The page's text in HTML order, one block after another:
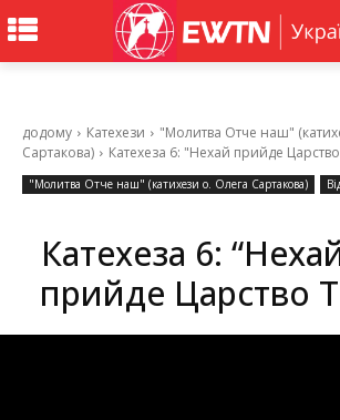
додому Катехези
"Молитва Отче наш"
Сартакова)
Катехеза 6: "Нехай прийде
"Молитва Отче наш" (катихези о. Олега Сартакова)
Катехеза 6:
прийде Царство